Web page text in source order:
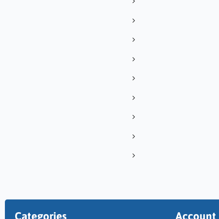
Categories Account